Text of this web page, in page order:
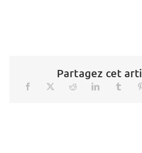
Partagez cet